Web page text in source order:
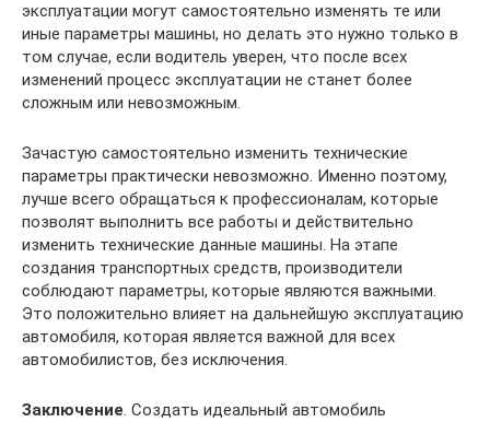
эксплуатации могут самостоятельно изменять те или
иные параметры машины, но делать это нужно только в
том случае, если водитель уверен, что после всех
изменений процесс эксплуатации не станет более
сложным или невозможным.
Зачастую самостоятельно изменить технические
параметры практически невозможно. Именно поэтому,
лучше всего обращаться к профессионалам, которые
позволят выполнить все работы и действительно
изменить технические данные машины. На этапе
создания транспортных средств, производители
соблюдают параметры, которые являются важными.
Это положительно влияет на дальнейшую эксплуатацию
автомобиля, которая является важной для всех
автомобилистов, без исключения.
Заключение. Создать идеальный автомобиль